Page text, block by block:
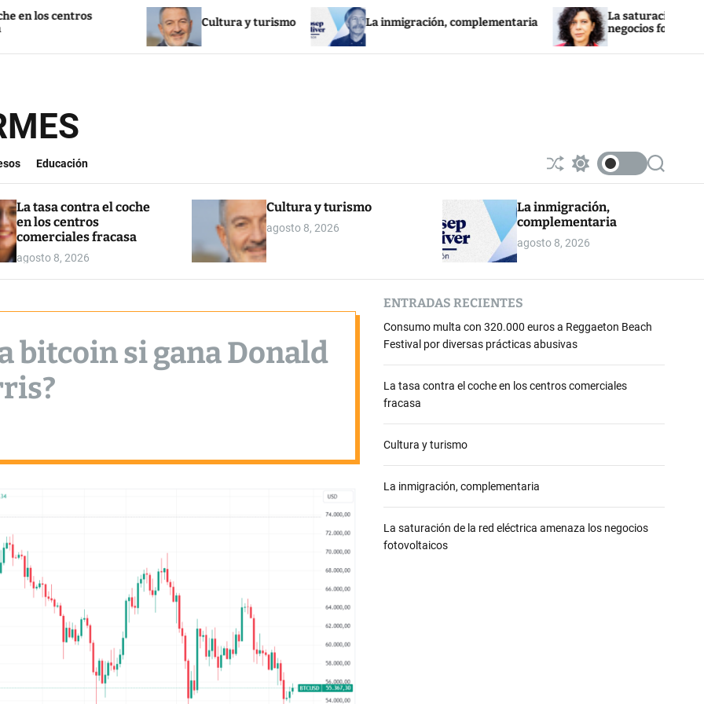
Cultura y turismo La inmigración, complementaria
La saturación de la red
negocios fotovoltaicos
Educación
S
h
ff
l
S
w
t
c
c
o
d
S
e
La tasa contra el coche
en los centros
comerciales fracasa
agosto 8, 2026
Cultura y turismo
agosto 8, 2026
La inmigración,
complementaria
agosto 8, 2026
bitcoin si gana Donald
ENTRADAS RECIENTES
Consumo multa con 320.000 euros a Reggaeton Beach
Festival por diversas prácticas abusivas
La tasa contra el coche en los centros comerciales
fracasa
Cultura y turismo
La inmigración, complementaria
La saturación de la red eléctrica amenaza los negocios
fotovoltaicos